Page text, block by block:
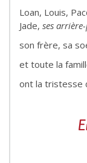
Loan, Louis,
Jade, ses
son frère, sa
et toute la
ont la tristesse